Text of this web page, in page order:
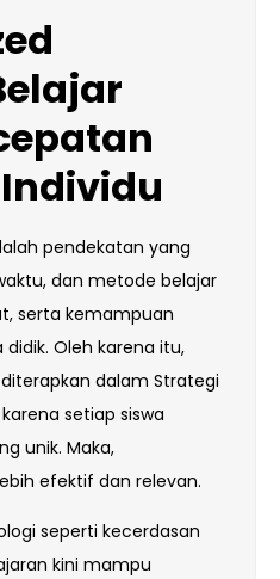
pendekatan yang
dan metode belajar
serta kemampuan
Oleh karena itu,
dalam Strategi
setiap siswa
unik. Maka,
efektif dan relevan.
seperti kecerdasan
kini mampu